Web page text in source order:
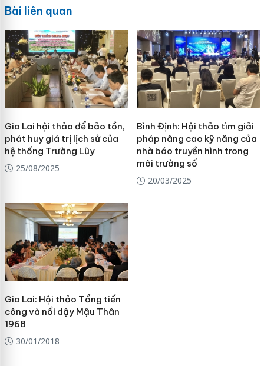
Bài liên quan
Gia Lai hội thảo để bảo tồn,
phát huy giá trị lịch sử của
hệ thống Trường Lũy
25/08/2025
Bình Định: Hội thảo tìm giải
pháp nâng cao kỹ năng của
nhà báo truyền hình trong
môi trường số
20/03/2025
Gia Lai: Hội thảo Tổng tiến
công và nổi dậy Mậu Thân
1968
30/01/2018